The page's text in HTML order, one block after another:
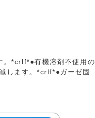
。*crlf*●有機溶剤不使用の
します。*crlf*●ガーゼ固